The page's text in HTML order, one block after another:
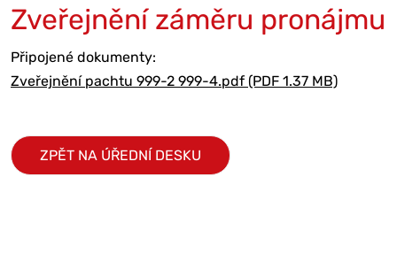
Zveřejnění záměru pronájmu
Připojené dokumenty:
Zveřejnění pachtu 999-2 999-4.pdf (PDF 1.37 MB)
ZPĚT NA ÚŘEDNÍ DESKU